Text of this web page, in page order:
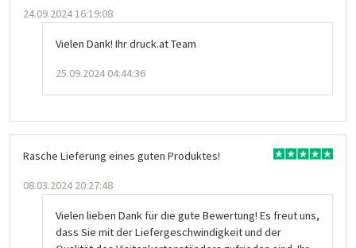
24.09.2024 16:19:08
Vielen Dank! Ihr druck.at Team
25.09.2024 04:44:36
Rasche Lieferung eines guten Produktes!
08.03.2024 20:27:48
Vielen lieben Dank für die gute Bewertung! Es freut uns,
dass Sie mit der Liefergeschwindigkeit und der